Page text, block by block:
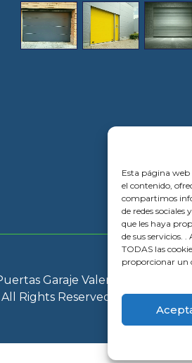
Esta página web
el contenido,
compartimos
de redes
que les haya
de sus servicios.
TODAS las
proporcionar un
Garaje Valencia |
Rights Reserved